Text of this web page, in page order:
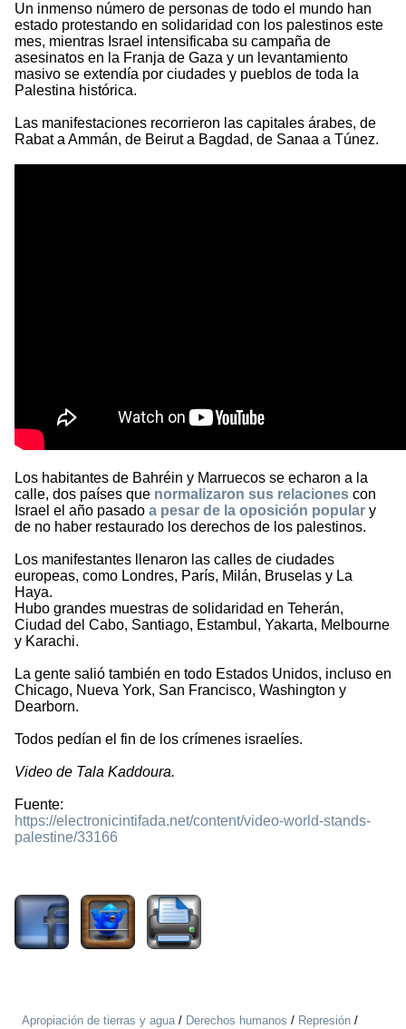
Un inmenso número de personas de todo el mundo han
estado protestando en solidaridad con los palestinos este
mes, mientras Israel intensificaba su campaña de
asesinatos en la Franja de Gaza y un levantamiento
masivo se extendía por ciudades y pueblos de toda la
Palestina histórica.
Las manifestaciones recorrieron las capitales árabes, de
Rabat a Ammán, de Beirut a Bagdad, de Sanaa a Túnez.
Los habitantes de Bahréin y Marruecos se echaron a la
calle, dos países que normalizaron sus relaciones con
Israel el año pasado a pesar de la oposición popular y
de no haber restaurado los derechos de los palestinos.
Los manifestantes llenaron las calles de ciudades
europeas, como Londres, París, Milán, Bruselas y La
Haya.
Hubo grandes muestras de solidaridad en Teherán,
Ciudad del Cabo, Santiago, Estambul, Yakarta, Melbourne
y Karachi.
La gente salió también en todo Estados Unidos, incluso en
Chicago, Nueva York, San Francisco, Washington y
Dearborn.
Todos pedían el fin de los crímenes israelíes.
Video de Tala Kaddoura.
Fuente:
https://electronicintifada.net/content/video-world-stands-
palestine/33166
Apropiación de tierras y agua/ Derechos humanos / Represión /